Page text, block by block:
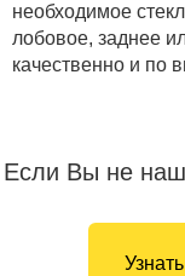
необходимое
лобовое, заднее
качественно и по
Если Вы не